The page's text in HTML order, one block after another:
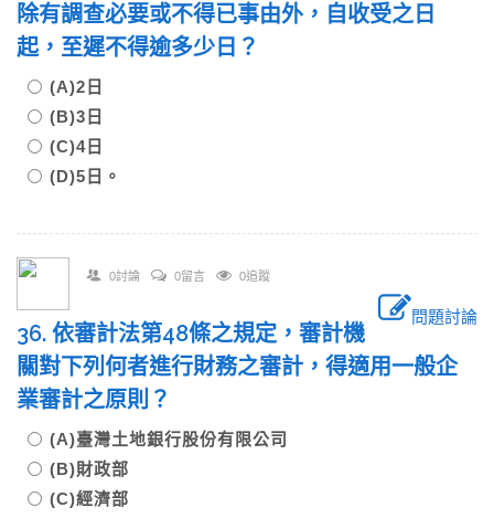
除有調查必要或不得已事由外，自收受之日
起，至遲不得逾多少日？
(A)2日
(B)3日
(C)4日
(D)5日。
0討論 0留言 0追蹤
問題討論
36. 依審計法第48條之規定，審計機
關對下列何者進行財務之審計，得適用一般企
業審計之原則？
(A)臺灣土地銀行股份有限公司
(B)財政部
(C)經濟部